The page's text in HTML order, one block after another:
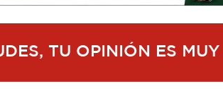
TU OPINIÓN ES